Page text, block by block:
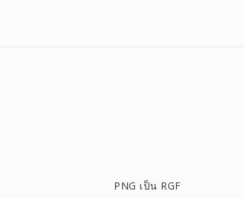
PNG เป็น RGF